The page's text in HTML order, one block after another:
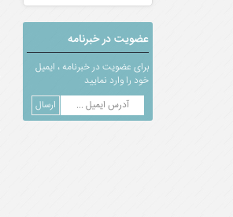
عضویت در خبرنامه
برای عضویت در خبرنامه ، ایمیل
خود را وارد نمایید